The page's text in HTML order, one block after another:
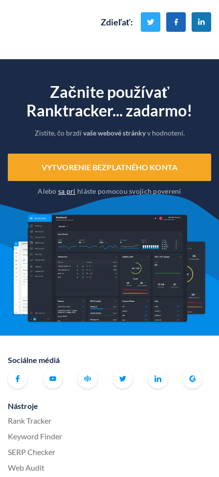
Zdieľať:
Začnite používať
Ranktracker... zadarmo!
Zistite, čo brzdívaše webové stránkyv hodnotení.
VYTVORENIE BEZPLATNÉHO KONTA
Alebosa pri hláste pomocou svojich poverení
Sociálne médiá
Nástroje
Rank Tracker
Keyword Finder
SERP Checker
Web Audit